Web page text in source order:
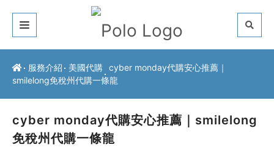
關於我們
服務介紹
常見問題
服務介紹 美國代購 cyber monday代購安心推薦｜
smilelong免稅州代購一條龍
cyber monday代購安心推薦｜smilelong
免稅州代購一條龍